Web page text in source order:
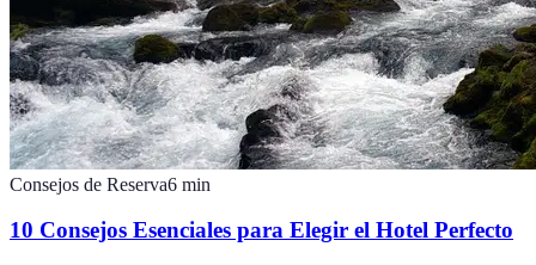
Consejos de Reserva6 min
10 Consejos Esenciales para Elegir el Hotel Perfecto